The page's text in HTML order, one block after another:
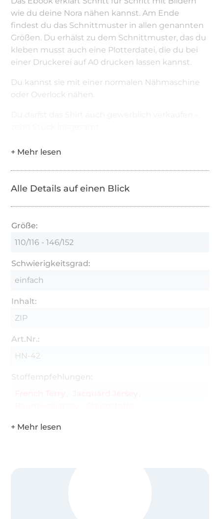
wie du deine Nora nähen kannst. Am Ende
findest du das Schnittmuster in allen genannten
Größen. Du erhälst zu dem Schnittmuster, das du
kleben musst auch eine Plotterdatei, die du bei
einer Druckerei auf A0 drucken lassen kannst.
Du kannst sie mit einer normalen Nähmaschine
oder Overlock nähen.
Alle Details auf einen Blick
Größe:
110/116 - 146/152
Schwierigkeitsgrad:
einfach
Inhalt:
ZIP
Art.Nr.:
HN-42
Stoffempfehlungen: